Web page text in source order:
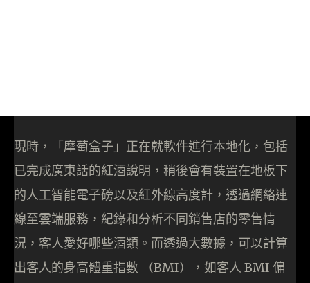
現時，「摩萄盒子」正在就軟件進行本地化，包括
已完成廣東話的紅酒說明，稍後會有裝置在地板下
的人工智能電子磅以及紅外線高度計，透過網絡連
線至雲端服務，紀錄和分析不同銷售店的零售情
況，客人愛好哪些酒類。而透過大數據，可以計算
出客人的身高體重指數 （BMI），如客人 BMI 偏